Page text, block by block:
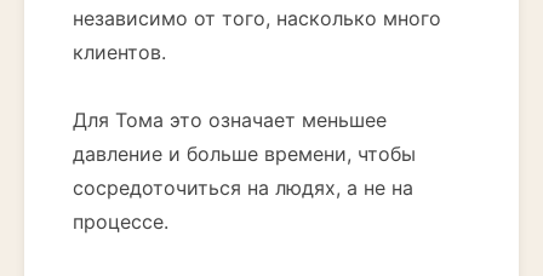
независимо от того, насколько много
клиентов.
Для Тома это означает меньшее
давление и больше времени, чтобы
сосредоточиться на людях, а не на
процессе.